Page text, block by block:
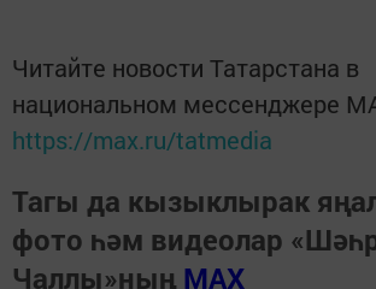
Читайте новости Татарстана в
национальном мессенджере
https://max.ru/tatmedia
Тагы да кызыклырак
фото һәм видеолар
Чаллы»ның MAX